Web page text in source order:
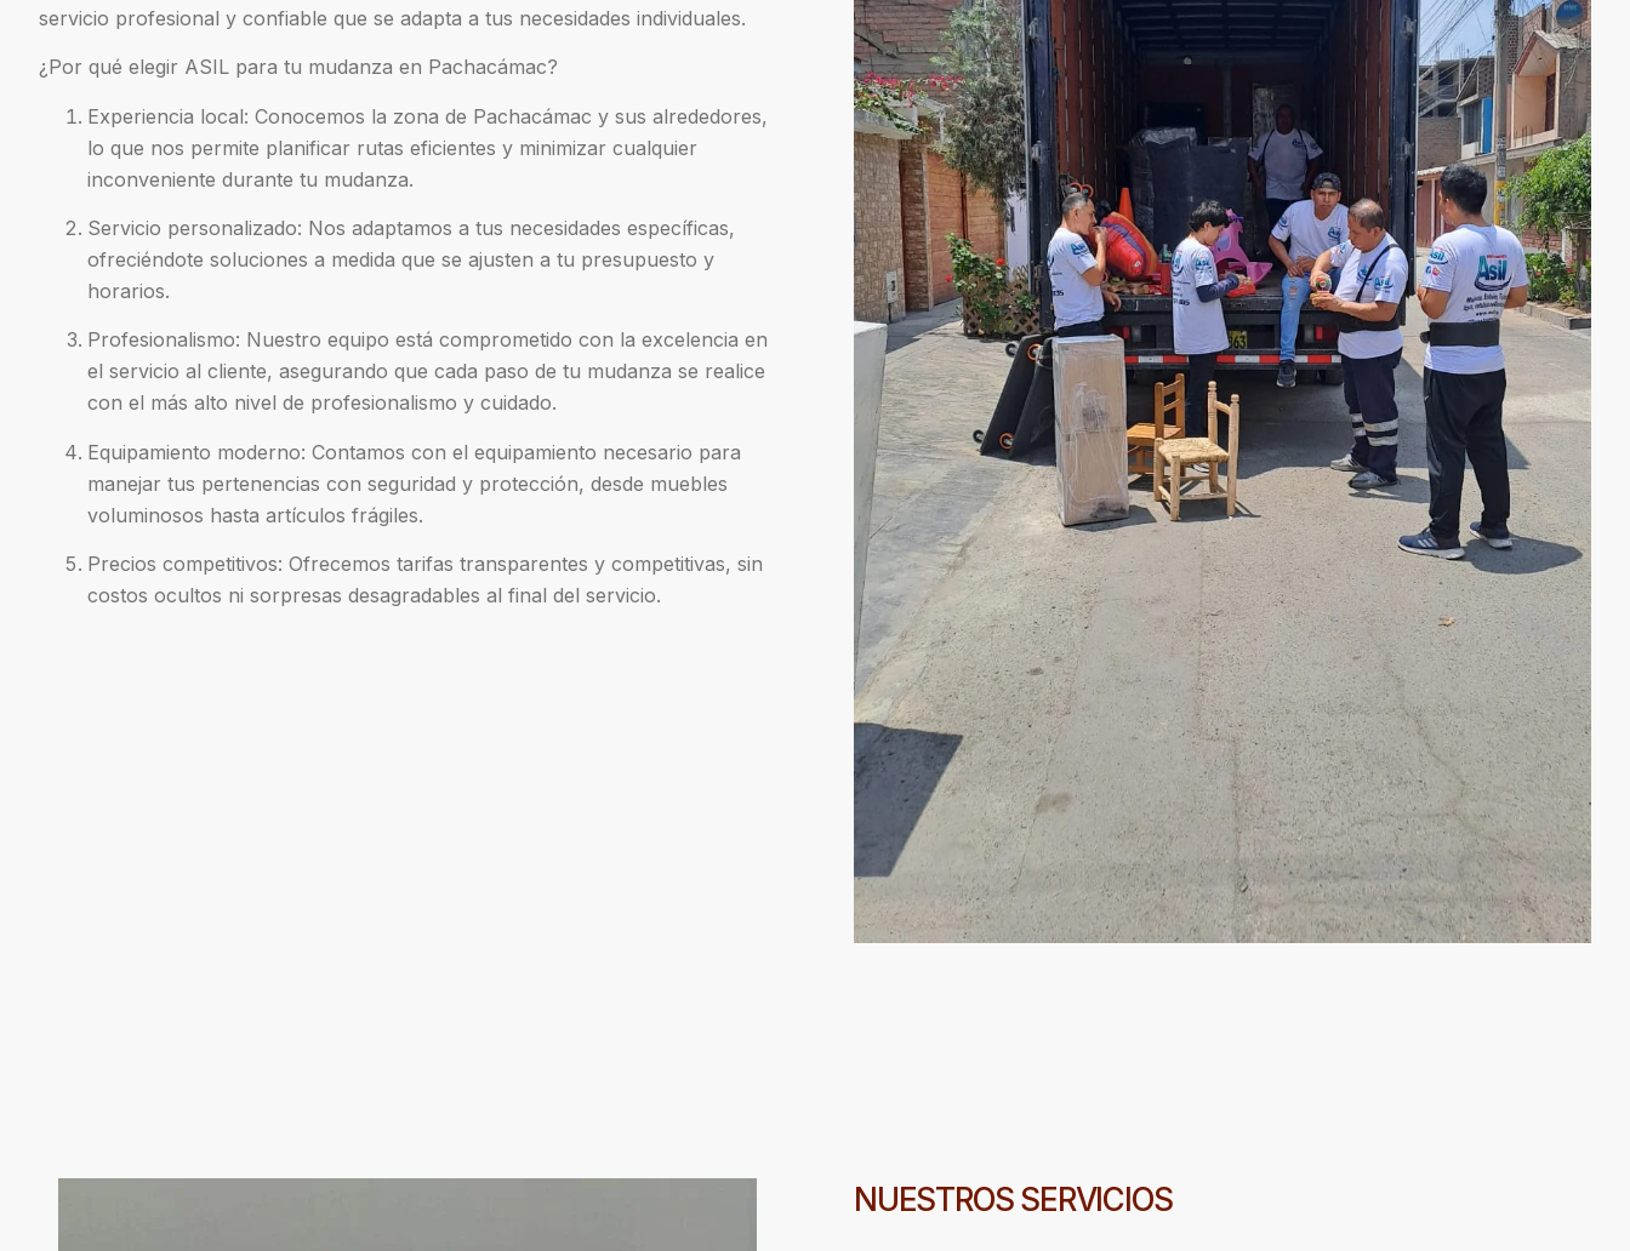
servicio profesional y confiable que se adapta a tus necesidades individuales.
¿Por qué elegir ASIL para tu mudanza en Pachacámac?
Experiencia local: Conocemos la zona de Pachacámac y sus alrededores,
lo que nos permite planificar rutas eficientes y minimizar cualquier
inconveniente durante tu mudanza.
Servicio personalizado: Nos adaptamos a tus necesidades específicas,
ofreciéndote soluciones a medida que se ajusten a tu presupuesto y
horarios.
Profesionalismo: Nuestro equipo está comprometido con la excelencia en
el servicio al cliente, asegurando que cada paso de tu mudanza se realice
con el más alto nivel de profesionalismo y cuidado.
Equipamiento moderno: Contamos con el equipamiento necesario para
manejar tus pertenencias con seguridad y protección, desde muebles
voluminosos hasta artículos frágiles.
Precios competitivos: Ofrecemos tarifas transparentes y competitivas, sin
costos ocultos ni sorpresas desagradables al final del servicio.
NUESTROS SERVICIOS